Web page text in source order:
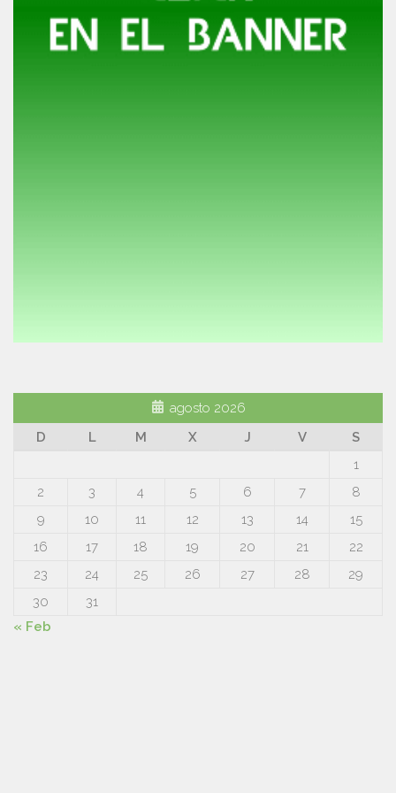
agosto 2026
D
L M X J V
S
1
2
3 4 5 6 7
8
9
10 11 12 13 14
15
16
17 18 19 20 21
22
23
24 25 26 27 28
29
30
31
« Feb